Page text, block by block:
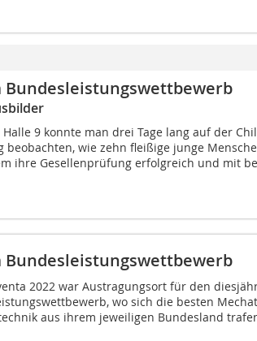
Bundesleistungswettbewerb
9 konnte man drei Tage lang auf der
beobachten, wie zehn fleißige junge
ihre Gesellenprüfung erfolgreich und mit
Bundesleistungswettbewerb
2022 war Austragungsort für den
wo sich die besten
aus ihrem jeweiligen Bundesland